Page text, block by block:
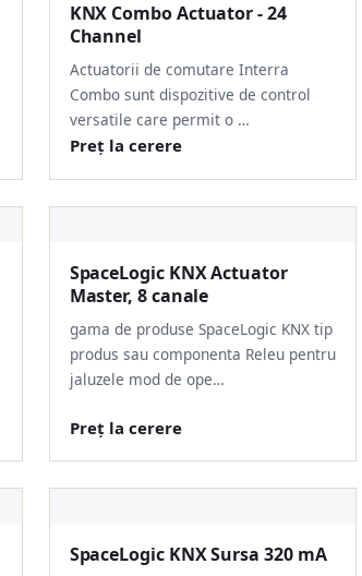
KNX Combo Actuator - 24
Channel
Actuatorii de comutare Interra
Combo sunt dispozitive de control
versatile care permit o …
Preț la cerere
SpaceLogic KNX Actuator
Master, 8 canale
gama de produse SpaceLogic KNX tip
produs sau componenta Releu pentru
jaluzele mod de ope…
Preț la cerere
SpaceLogic KNX Sursa 320 mA